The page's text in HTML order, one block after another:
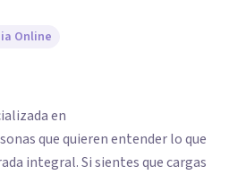
Online
en
que quieren entender lo que
integral. Si sientes que cargas